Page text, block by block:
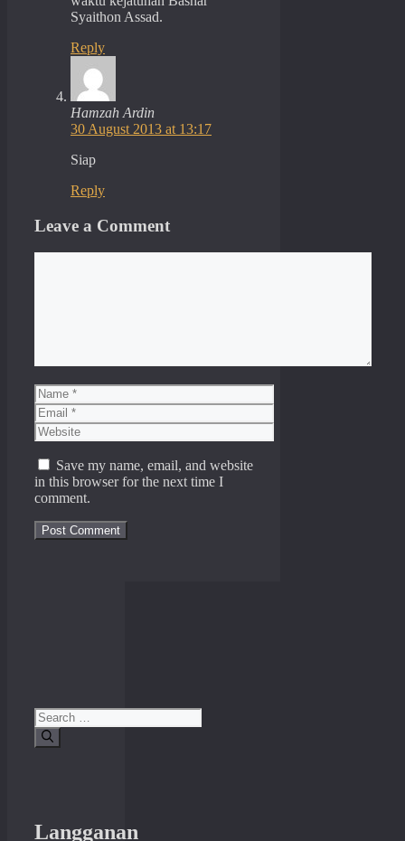
Syaithon Assad.
Reply
Hamzah Ardin
30 August 2013 at 13:17
Siap
Reply
Leave a Comment
Name
Email
Website
Save my name, email, and website
in this browser for the next time I
comment.
Search
for:
Langganan